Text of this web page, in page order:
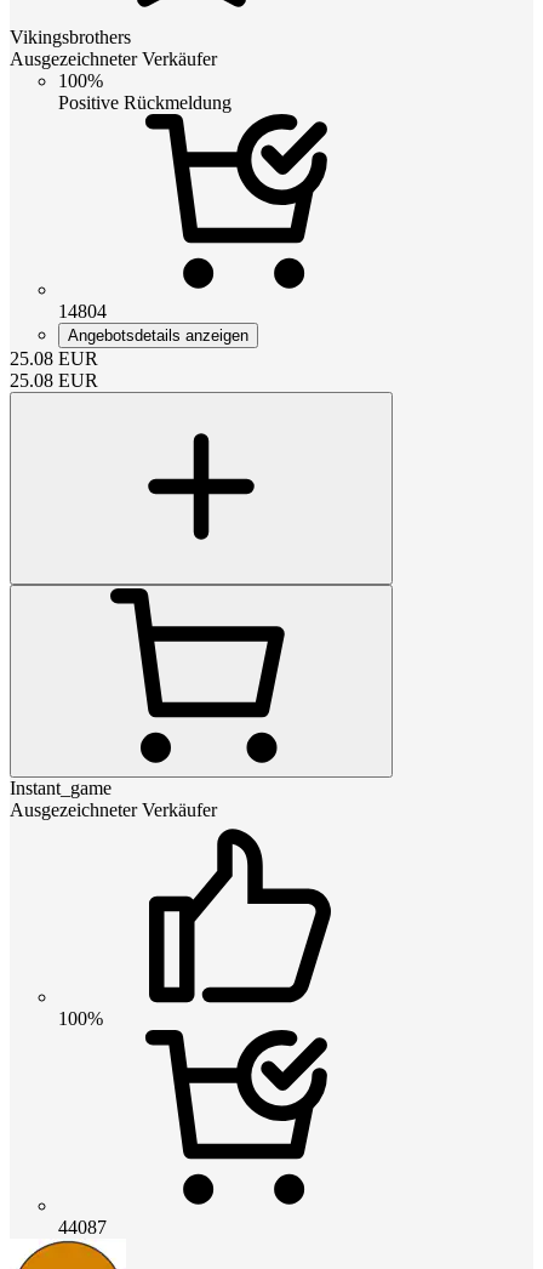
Vikingsbrothers
Ausgezeichneter Verkäufer
100%
Positive Rückmeldung
14804
Angebotsdetails anzeigen
25.08 EUR
25.08 EUR
Instant_game
Ausgezeichneter Verkäufer
100%
44087